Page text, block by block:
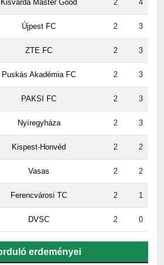
Újpest FC 2 3
ZTE FC 2 3
Puskás Akadémia FC 2 3
PAKSI FC 2 3
Nyíregyháza 2 3
Kispest-Honvéd 2 2
Vasas 2 2
Ferencvárosi TC 2 1
DVSC 2 0
- Paks